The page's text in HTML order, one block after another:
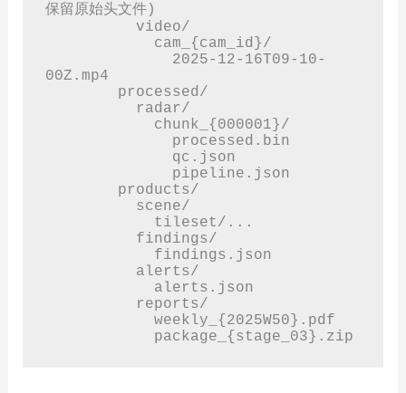
保留原始头文件)
          video/
00Z.mp4
            weekly_{2025W50}.pdf